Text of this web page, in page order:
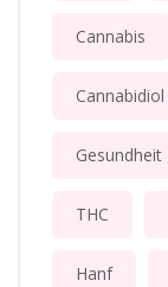
Cannabis
Cannabidiol
Gesundheit
THC
Hanf